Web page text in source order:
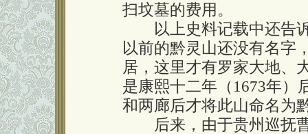
扫坟墓的费用。
以上史料记载中还告诉
以前的黔灵山还没有名字
居，这里才有罗家大地、
是康熙十二年（1673年）
和两廊后才将此山命名为
后来，由于贵州巡抚曹